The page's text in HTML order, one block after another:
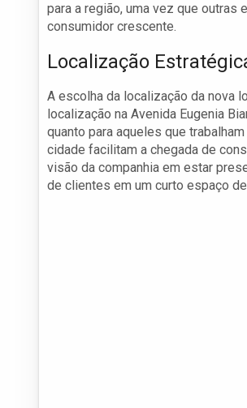
para a região, uma vez que
consumidor crescente.
Localização
A escolha da localização da nova
localização na Avenida Eugenia
quanto para aqueles que
cidade facilitam a chegada de
visão da companhia em estar
de clientes em um curto espaço